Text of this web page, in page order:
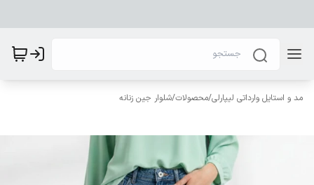
مد و استایل وارداتی لیپارلی/محصولات/شلوار جین زنانه